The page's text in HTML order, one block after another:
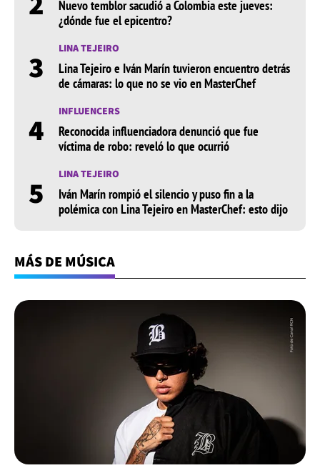
Nuevo temblor sacudió a Colombia este jueves:
¿dónde fue el epicentro?
3 LINA TEJEIRO
Lina Tejeiro e Iván Marín tuvieron encuentro detrás
de cámaras: lo que no se vio en MasterChef
4 INFLUENCERS
Reconocida influenciadora denunció que fue
víctima de robo: reveló lo que ocurrió
5 LINA TEJEIRO
Iván Marín rompió el silencio y puso fin a la
polémica con Lina Tejeiro en MasterChef: esto dijo
MÁS DE MÚSICA